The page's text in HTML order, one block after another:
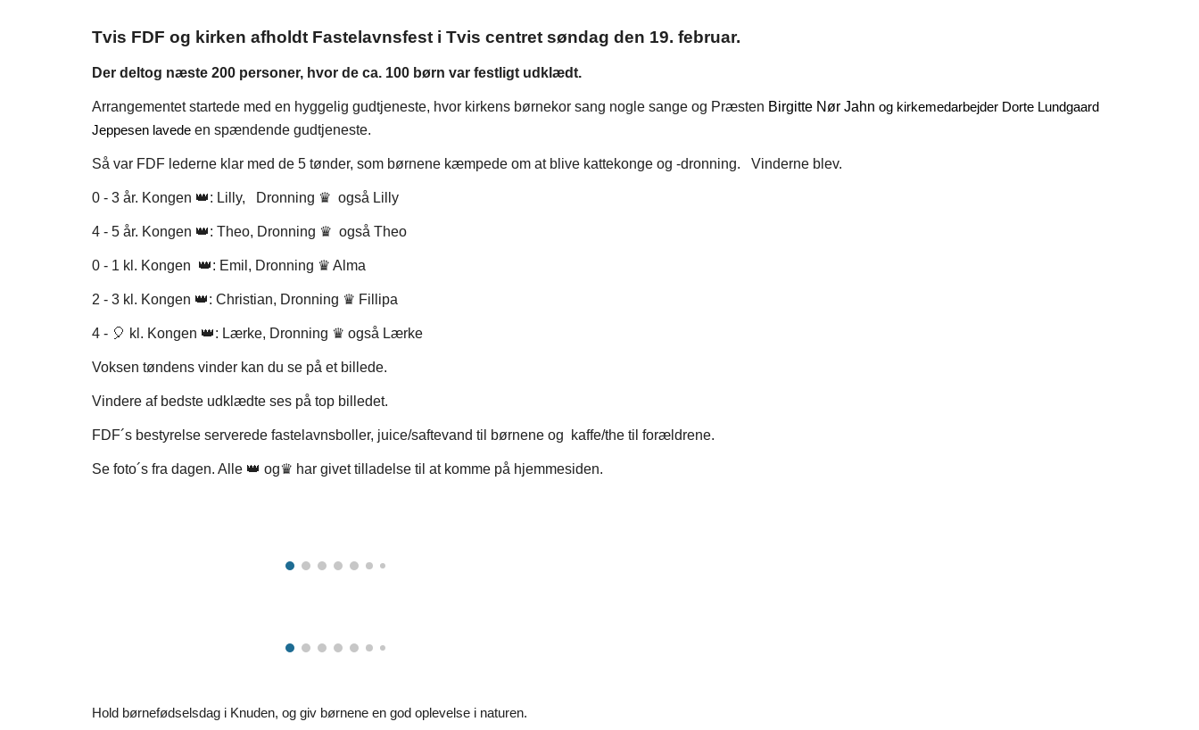
Tvis FDF og kirken afholdt Fastelavnsfest i Tvis centret søndag den 19. februar.
Der deltog næste 200 personer, hvor de ca. 100 børn var festligt udklædt.
Arrangementet startede med en hyggelig gudtjeneste, hvor kirkens børnekor sang nogle sange og Præsten Birgitte Nør Jahn og kirkemedarbejder Dorte Lundgaard
Jeppesenlavede en spændende gudtjeneste.
Så var FDF lederne klar med de 5 tønder, som børnene kæmpede om at blive kattekonge og -dronning. Vinderne blev.
0 - 3 år. Kongen 👑: Lilly, Dronning ♛ også Lilly
4 - 5 år. Kongen 👑: Theo, Dronning ♛ også Theo
0 - 1 kl. Kongen 👑: Emil , Dronning ♛ Alma
2 - 3 kl. Kongen 👑: Christian, Dronning ♛ Fillipa
4 - 🎈 kl. Kongen 👑: Lærke, Dronning ♛ også Lærke
Voksen tøndens vinder kan du se på et billede.
Vindere af bedste udklædte ses på top billedet.
FDF´s bestyrelse serverede fastelavnsboller, juice/saftevand til børnene og kaffe/the til forældrene.
Se foto´s fra dagen. Alle 👑 og♛ har givet tilladelse til at komme på hjemmesiden.
Hold børnefødselsdag i Knuden, og giv børnene en god oplevelse i naturen.